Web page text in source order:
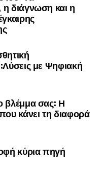
διάγνωση και η
με Ψηφιακή
βλέμμα σας: Η
κάνει τη διαφορά
κύρια πηγή